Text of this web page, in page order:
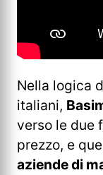
Nella logica
italiani,
verso le due
prezzo, e
aziende di